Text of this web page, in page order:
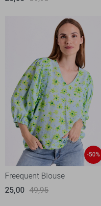
-50%
Freequent Blouse
25,00 49,95